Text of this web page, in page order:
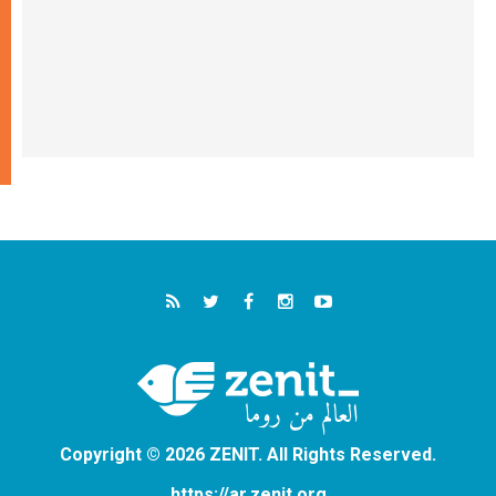
Copyright © 2026 ZENIT. All Rights Reserved.